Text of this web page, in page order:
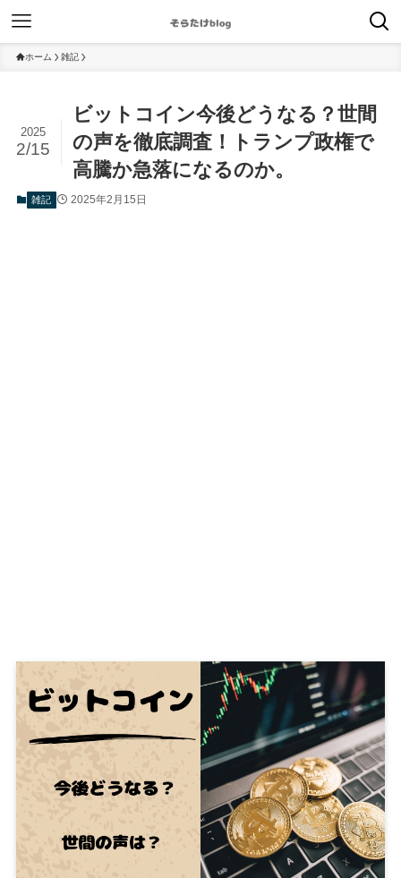
ホーム 雑記
ビットコイン今後どうなる？世間
の声を徹底調査！トランプ政権で
高騰か急落になるのか。
2025
2/15
雑記 2025年2月15日